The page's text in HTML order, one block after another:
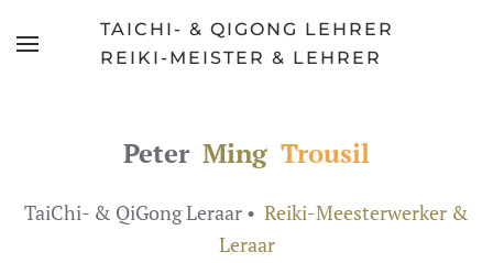
TAICHI- & QIGONG LEHRER
REIKI-MEISTER & LEHRER
Peter Ming Trousil
TaiChi- & QiGong Leraar • Reiki-Meesterwerker &
Leraar